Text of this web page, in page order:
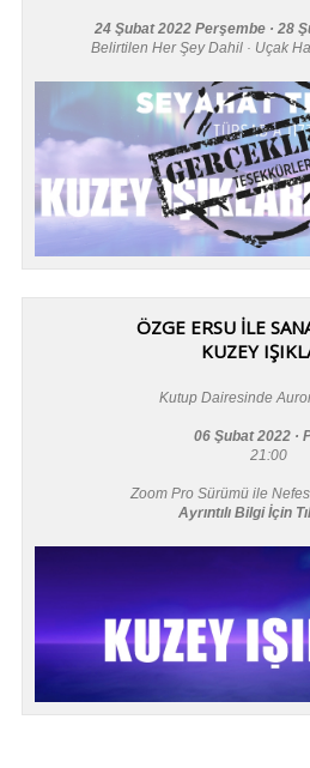
24 Şubat 2022 Perşembe · 28
Belirtilen Her Şey Dahil · Uçak
ÖZGE ERSU İLE
KUZEY
Kutup Dairesinde
06 Şubat 2022 ·
21:00
Zoom Pro Sürümü ile
Ayrıntılı Bilgi İçin